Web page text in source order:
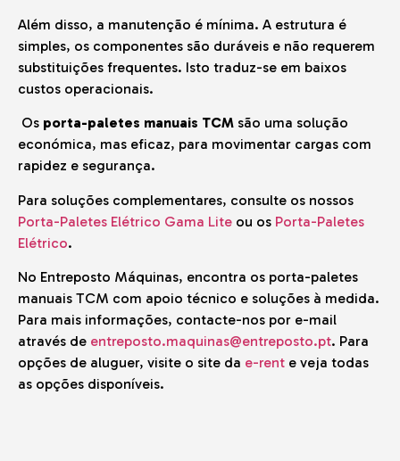
Além disso, a manutenção é mínima. A estrutura é
simples, os componentes são duráveis e não requerem
substituições frequentes. Isto traduz-se em baixos
custos operacionais.
Os porta-paletes manuais TCM são uma solução
económica, mas eficaz, para movimentar cargas com
rapidez e segurança.
Para soluções complementares, consulte os nossos
Porta-Paletes Elétrico Gama Lite ou os Porta-Paletes
Elétrico.
No Entreposto Máquinas, encontra os porta-paletes
manuais TCM com apoio técnico e soluções à medida.
Para mais informações, contacte-nos por e-mail
através de entreposto.maquinas@entreposto.pt. Para
opções de aluguer, visite o site da e-rent e veja todas
as opções disponíveis.